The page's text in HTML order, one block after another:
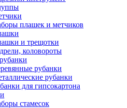
плашек и метчиков
и трещотки
коловороты
рубанки
рубанки
для гипсокартона
стамесок